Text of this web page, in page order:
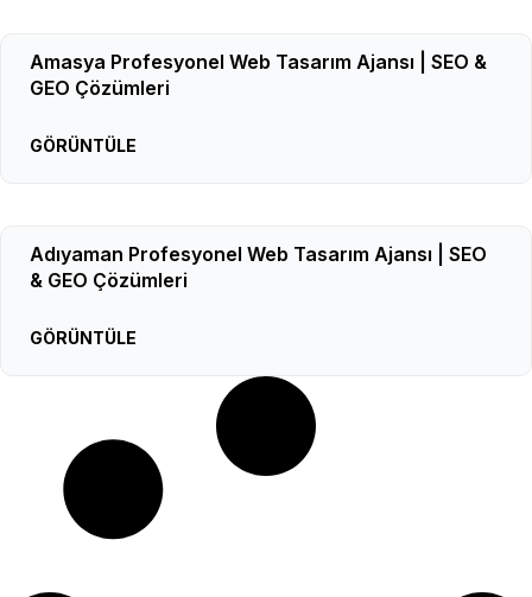
Amasya Profesyonel Web Tasarım Ajansı | SEO &
GEO Çözümleri
GÖRÜNTÜLE
Adıyaman Profesyonel Web Tasarım Ajansı | SEO
& GEO Çözümleri
GÖRÜNTÜLE